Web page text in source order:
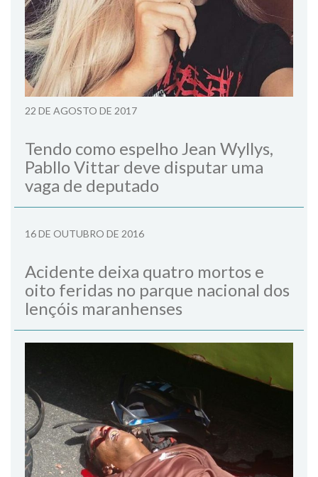
22 DE AGOSTO DE 2017
Tendo como espelho Jean Wyllys,
Pabllo Vittar deve disputar uma
vaga de deputado
16 DE OUTUBRO DE 2016
Acidente deixa quatro mortos e
oito feridas no parque nacional dos
lençóis maranhenses